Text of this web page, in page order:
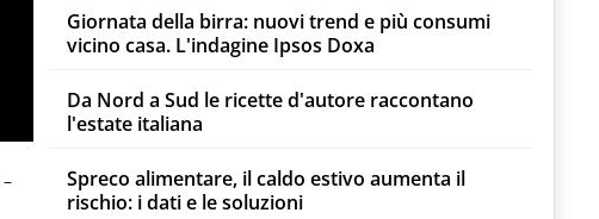
–
Giornata della birra: nuovi trend e più consumi
vicino casa. L'indagine Ipsos Doxa
Da Nord a Sud le ricette d'autore raccontano
l'estate italiana
Spreco alimentare, il caldo estivo aumenta il
rischio: i dati e le soluzioni